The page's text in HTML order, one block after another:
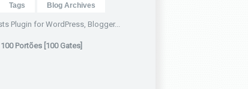
Tags Blog Archives
100 Portões [100 Gates]